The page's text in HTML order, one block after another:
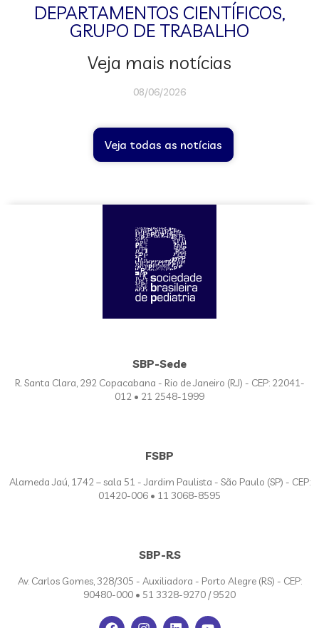
DEPARTAMENTOS CIENTÍFICOS,
GRUPO DE TRABALHO
Veja mais notícias
08/06/2026
Veja todas as notícias
SBP-Sede
R. Santa Clara, 292 Copacabana - Rio de Janeiro (RJ) - CEP: 22041-
012 • 21 2548-1999
FSBP
Alameda Jaú, 1742 – sala 51 - Jardim Paulista - São Paulo (SP) - CEP:
01420-006 • 11 3068-8595
SBP-RS
Av. Carlos Gomes, 328/305 - Auxiliadora - Porto Alegre (RS) - CEP:
90480-000 • 51 3328-9270 / 9520